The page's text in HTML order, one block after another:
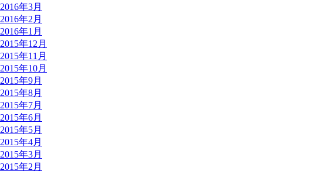
2016年3月
2016年2月
2016年1月
2015年12月
2015年11月
2015年10月
2015年9月
2015年8月
2015年7月
2015年6月
2015年5月
2015年4月
2015年3月
2015年2月